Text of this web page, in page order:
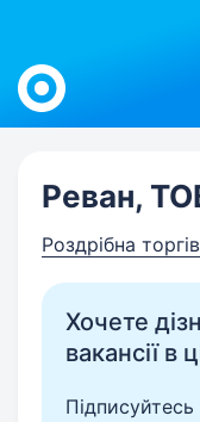
Work.ua
Реван,
Роздрібна
Хочете
вакансії в
Підписуйтесь